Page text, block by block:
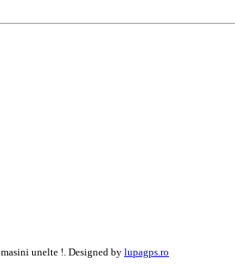
unelte !. Designed by lupagps.ro